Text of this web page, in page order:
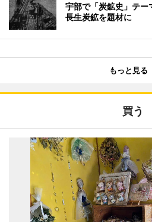
宇部で「炭鉱史」テ
長生炭鉱を題材に
もっと見る
買う